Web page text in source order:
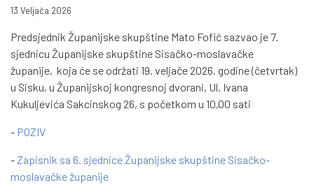
13 Veljača 2026
Predsjednik Županijske skupštine Mato Fofić sazvao je 7.
sjednicu Županijske skupštine Sisačko-moslavačke
županije, koja će se održati 19. veljače 2026. godine (četvrtak)
u Sisku, u Županijskoj kongresnoj dvorani, Ul. Ivana
Kukuljevića Sakcinskog 26, s početkom u 10,00 sati
- POZIV
-Zapisnik sa 6. sjednice Županijske skupštine Sisačko-
moslavačke županije